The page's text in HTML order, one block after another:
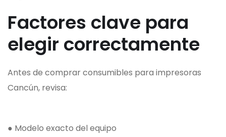
Factores clave para
elegir correctamente
Antes de comprar consumibles para impresoras
Cancún, revisa:
● Modelo exacto del equipo